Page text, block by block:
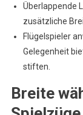
Überlappende
zusätzliche
Flügelspieler
Gelegenheit
stiften.
Breite